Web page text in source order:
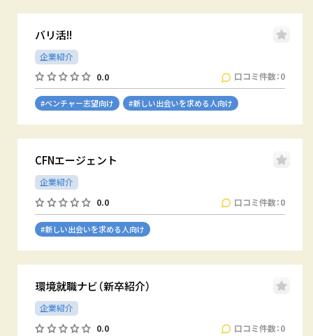
バリ活!!
企業紹介
0.0
口コミ件数：0
#ベンチャー志望向け #新しい出会いを求める人向け
CFNエージェント
企業紹介
0.0
口コミ件数：0
#新しい出会いを求める人向け
環境就職ナビ（新卒紹介）
企業紹介
0.0
口コミ件数：0